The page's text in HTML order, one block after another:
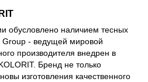
обусловлено наличием тесных
Group - ведущей мировой
производителя внедрен в
Бренд не только
изготовления качественного